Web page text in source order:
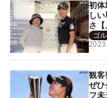
初
し
さ
ゴ
2023
観客
ぜ
フ未